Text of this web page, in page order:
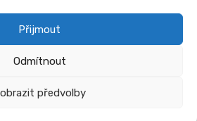
Přijmout
Odmítnout
předvolby